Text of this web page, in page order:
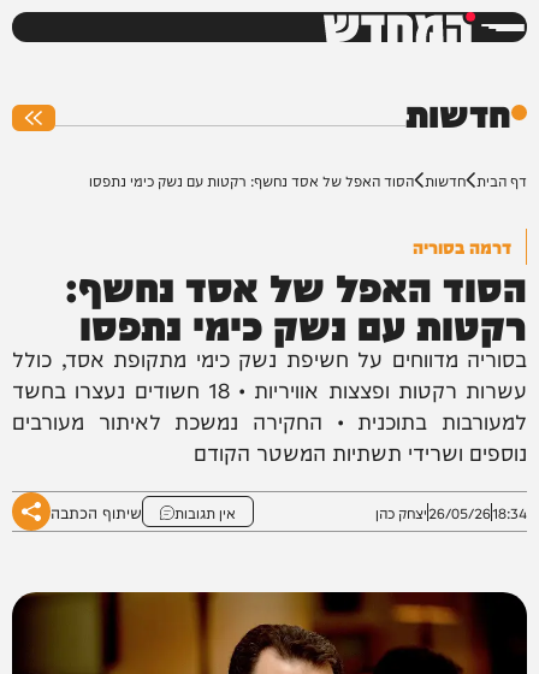
המחדש
חדשות
דף הבית חדשות הסוד האפל של אסד נחשף: רקטות עם נשק כימי נתפסו
דרמה בסוריה
הסוד האפל של אסד נחשף:
רקטות עם נשק כימי נתפסו
בסוריה מדווחים על חשיפת נשק כימי מתקופת אסד, כולל
עשרות רקטות ופצצות אוויריות • 18 חשודים נעצרו בחשד
למעורבות בתוכנית • החקירה נמשכת לאיתור מעורבים
נוספים ושרידי תשתיות המשטר הקודם
18:34
26/05/26יצחק כהן אין תגובות שיתוף הכתבה